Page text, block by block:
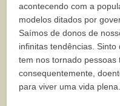
acontecendo com a
modelos ditados por
Saímos de donos de
infinitas tendências.
tem nos tornado pessoas
consequentemente,
para viver uma vida plena.